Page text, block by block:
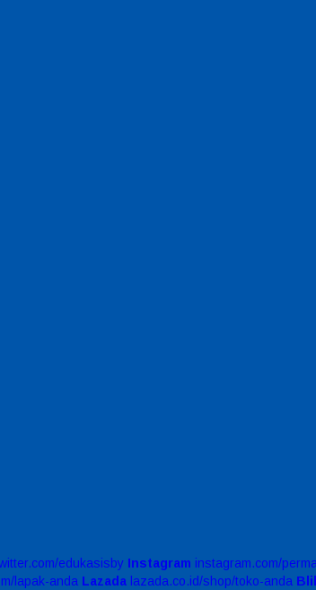
edukasisby Instagram instagram.com/
lapak-anda Lazada lazada.co.id/shop/toko-anda